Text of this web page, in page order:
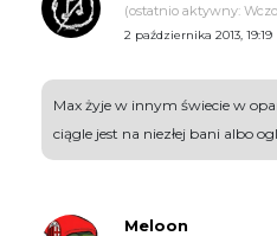
(ostatnio aktywny:
2 października 2013, 19:19
Max żyje w innym świecie w
ciągle jest na niezłej bani albo
Meloon